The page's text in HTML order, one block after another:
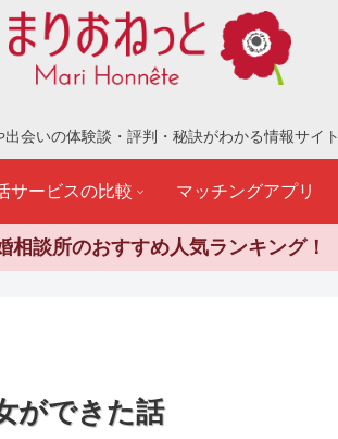
出会いの体験談・評判・秘訣がわかる情報サイト
サービスの比較 マッチングアプリ
相談所のおすすめ人気ランキング！
ができた話